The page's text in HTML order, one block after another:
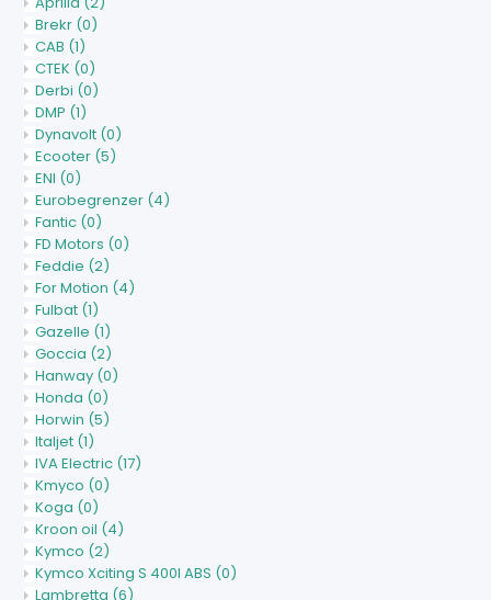
Brekr (0)
CAB (1)
CTEK (0)
Derbi (0)
DMP (1)
Dynavolt (0)
Ecooter (5)
ENI (0)
Eurobegrenzer (4)
Fantic (0)
FD Motors (0)
Feddie (2)
For Motion (4)
Fulbat (1)
Gazelle (1)
Goccia (2)
Hanway (0)
Honda (0)
Horwin (5)
Italjet (1)
IVA Electric (17)
Kmyco (0)
Koga (0)
Kroon oil (4)
Kymco (2)
Kymco Xciting S 400I ABS (0)
Lambretta (6)